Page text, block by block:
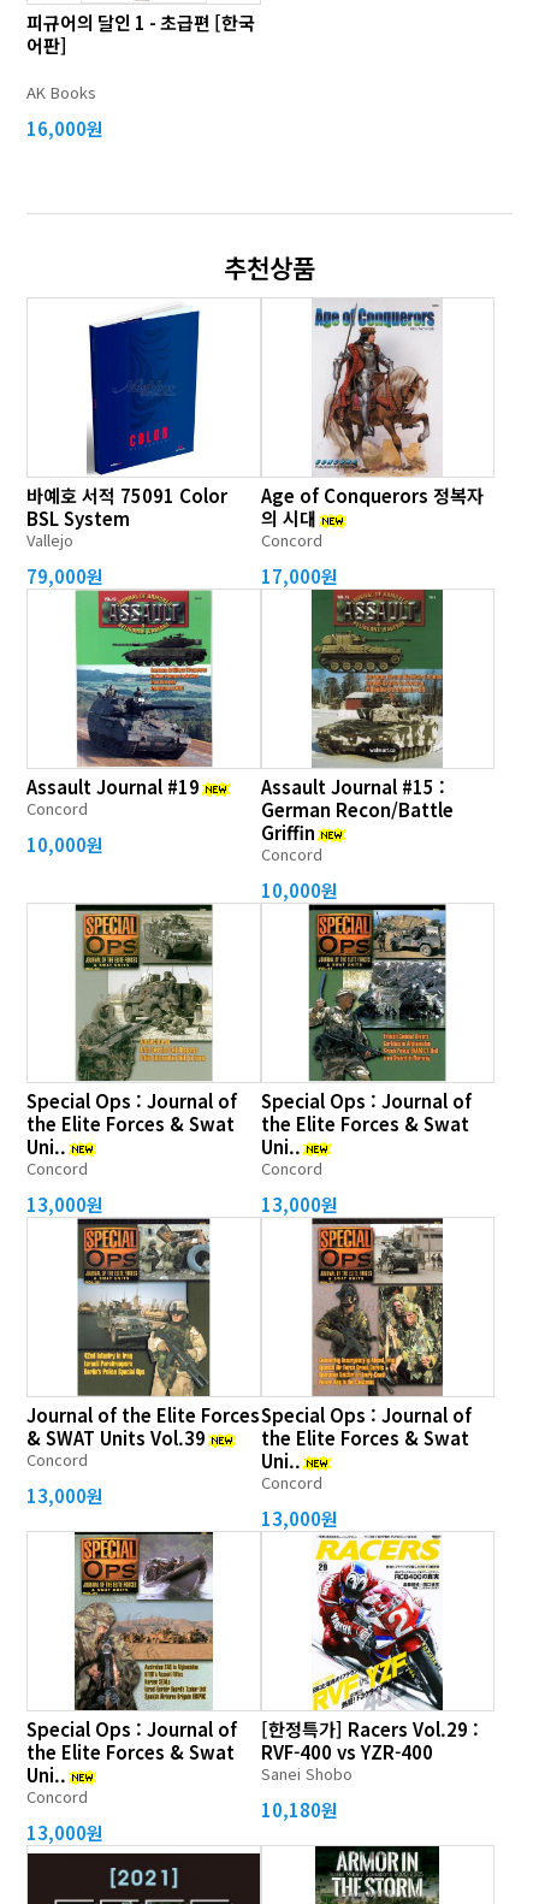
피규어의 달인 1 - 초급편 [한국
어판]
AK Books
16,000원
추천상품
바예호 서적 75091 Color
BSL System
Vallejo
79,000원
Age of Conquerors 정복자
의 시대
Concord
17,000원
Assault Journal #19
Concord
10,000원
Assault Journal #15 :
German Recon/Battle
Griffin
Concord
10,000원
Special Ops : Journal of
the Elite Forces & Swat
Uni..
Concord
13,000원
Special Ops : Journal of
the Elite Forces & Swat
Uni..
Concord
13,000원
Journal of the Elite Forces
& SWAT Units Vol.39
Concord
13,000원
Special Ops : Journal of
the Elite Forces & Swat
Uni..
Concord
13,000원
Special Ops : Journal of
the Elite Forces & Swat
Uni..
Concord
13,000원
[한정특가] Racers Vol.29 :
RVF-400 vs YZR-400
Sanei Shobo
10,180원